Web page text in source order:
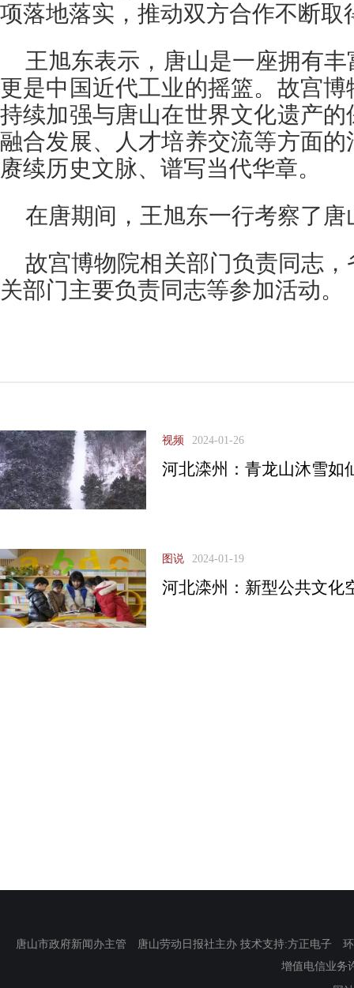
项落地落实，推动双方合作不断取
王旭东表示，唐山是一座拥有
更是中国近代工业的摇篮。故宫
持续加强与唐山在世界文化遗产
融合发展、人才培养交流等方面
赓续历史文脉、谱写当代华章。
在唐期间，王旭东一行考察了
故宫博物院相关部门负责同志
关部门主要负责同志等参加活动。
视频 2024-01-26
河北滦州：青龙山沐雪如
图说 2024-01-19
河北滦州：新型公共文化
唐山市政府新闻办主管 唐山劳动日报社主办 技术支持:方正电子
增值电信业务